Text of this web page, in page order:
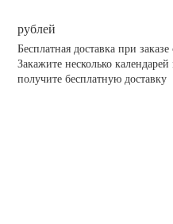
рублей
Бесплатная доставка при заказе
Закажите несколько
получите бесплатную доставку